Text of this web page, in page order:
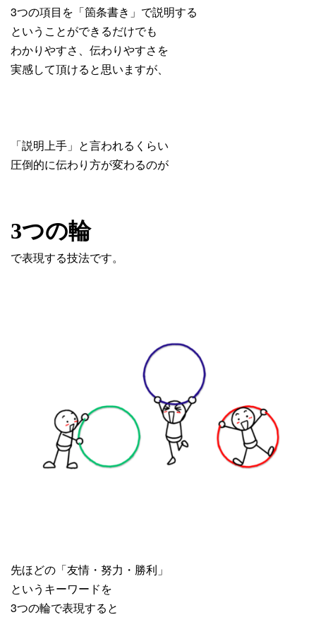
3つの項目を「箇条書き」で説明する
ということができるだけでも
わかりやすさ、伝わりやすさを
実感して頂けると思いますが、
「説明上手」と言われるくらい
圧倒的に伝わり方が変わるのが
3つの輪
で表現する技法です。
先ほどの「友情・努力・勝利」
というキーワードを
3つの輪で表現すると